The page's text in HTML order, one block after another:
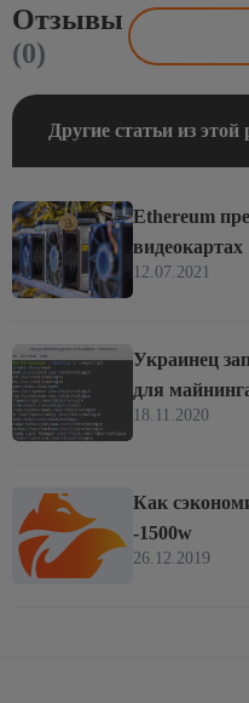
Отзывы
(0)
Другие статьи из этой
Ethereum
видеокартах
12.07.2021
Украинец
для
18.11.2020
Как
-1500w
26.12.2019